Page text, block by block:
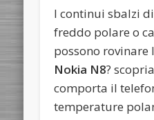
I continui sbalzi
freddo polare o
possono rovinare
Nokia N8?
comporta il
temperature